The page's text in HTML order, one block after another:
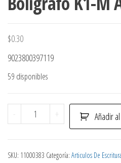
$0.30
9023800397119
59 disponibles
-
Boligrafo
K1-
Azul
+ Añadir
SKU: 11000383 Categoría: Articulos De Escritura